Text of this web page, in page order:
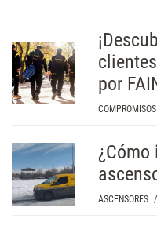
por
COMPROMISOS
ASCENSORES /